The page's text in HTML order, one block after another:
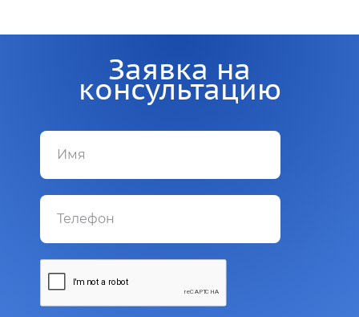
Заявка на
консультацию